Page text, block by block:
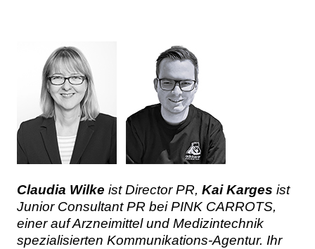
Claudia Wilke ist Director PR, Kai Karges ist
Junior Consultant PR bei PINK CARROTS,
einer auf Arzneimittel und Medizintechnik
spezialisierten Kommunikations-Agentur. Ihr